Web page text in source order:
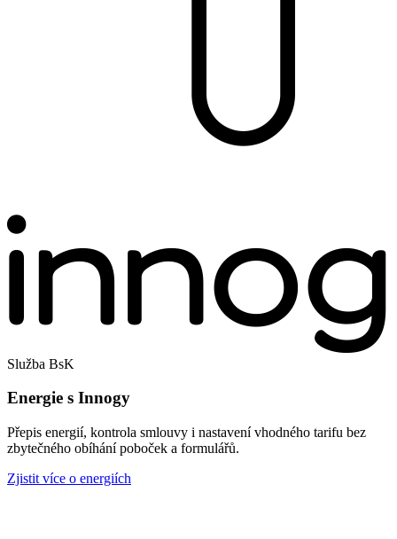
Služba BsK
Energie s Innogy
Přepis energií, kontrola smlouvy i nastavení vhodného tarifu bez
zbytečného obíhání poboček a formulářů.
Zjistit více o energiích